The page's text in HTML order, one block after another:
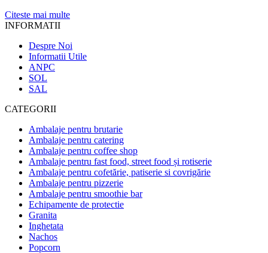
Citeste mai multe
INFORMATII
Despre Noi
Informatii Utile
ANPC
SOL
SAL
CATEGORII
Ambalaje pentru brutarie
Ambalaje pentru catering
Ambalaje pentru coffee shop
Ambalaje pentru fast food, street food și rotiserie
Ambalaje pentru cofetărie, patiserie si covrigărie
Ambalaje pentru pizzerie
Ambalaje pentru smoothie bar
Echipamente de protectie
Granita
Inghetata
Nachos
Popcorn